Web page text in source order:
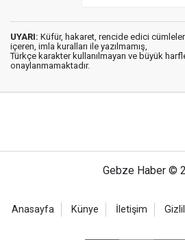
UYARI: Küfür, hakaret, rencide edici cümleler
içeren, imla kuralları ile yazılmamış,
Türkçe karakter kullanılmayan ve büyük
onaylanmamaktadır.
Gebze Haber ©
Anasayfa Künye İletişim